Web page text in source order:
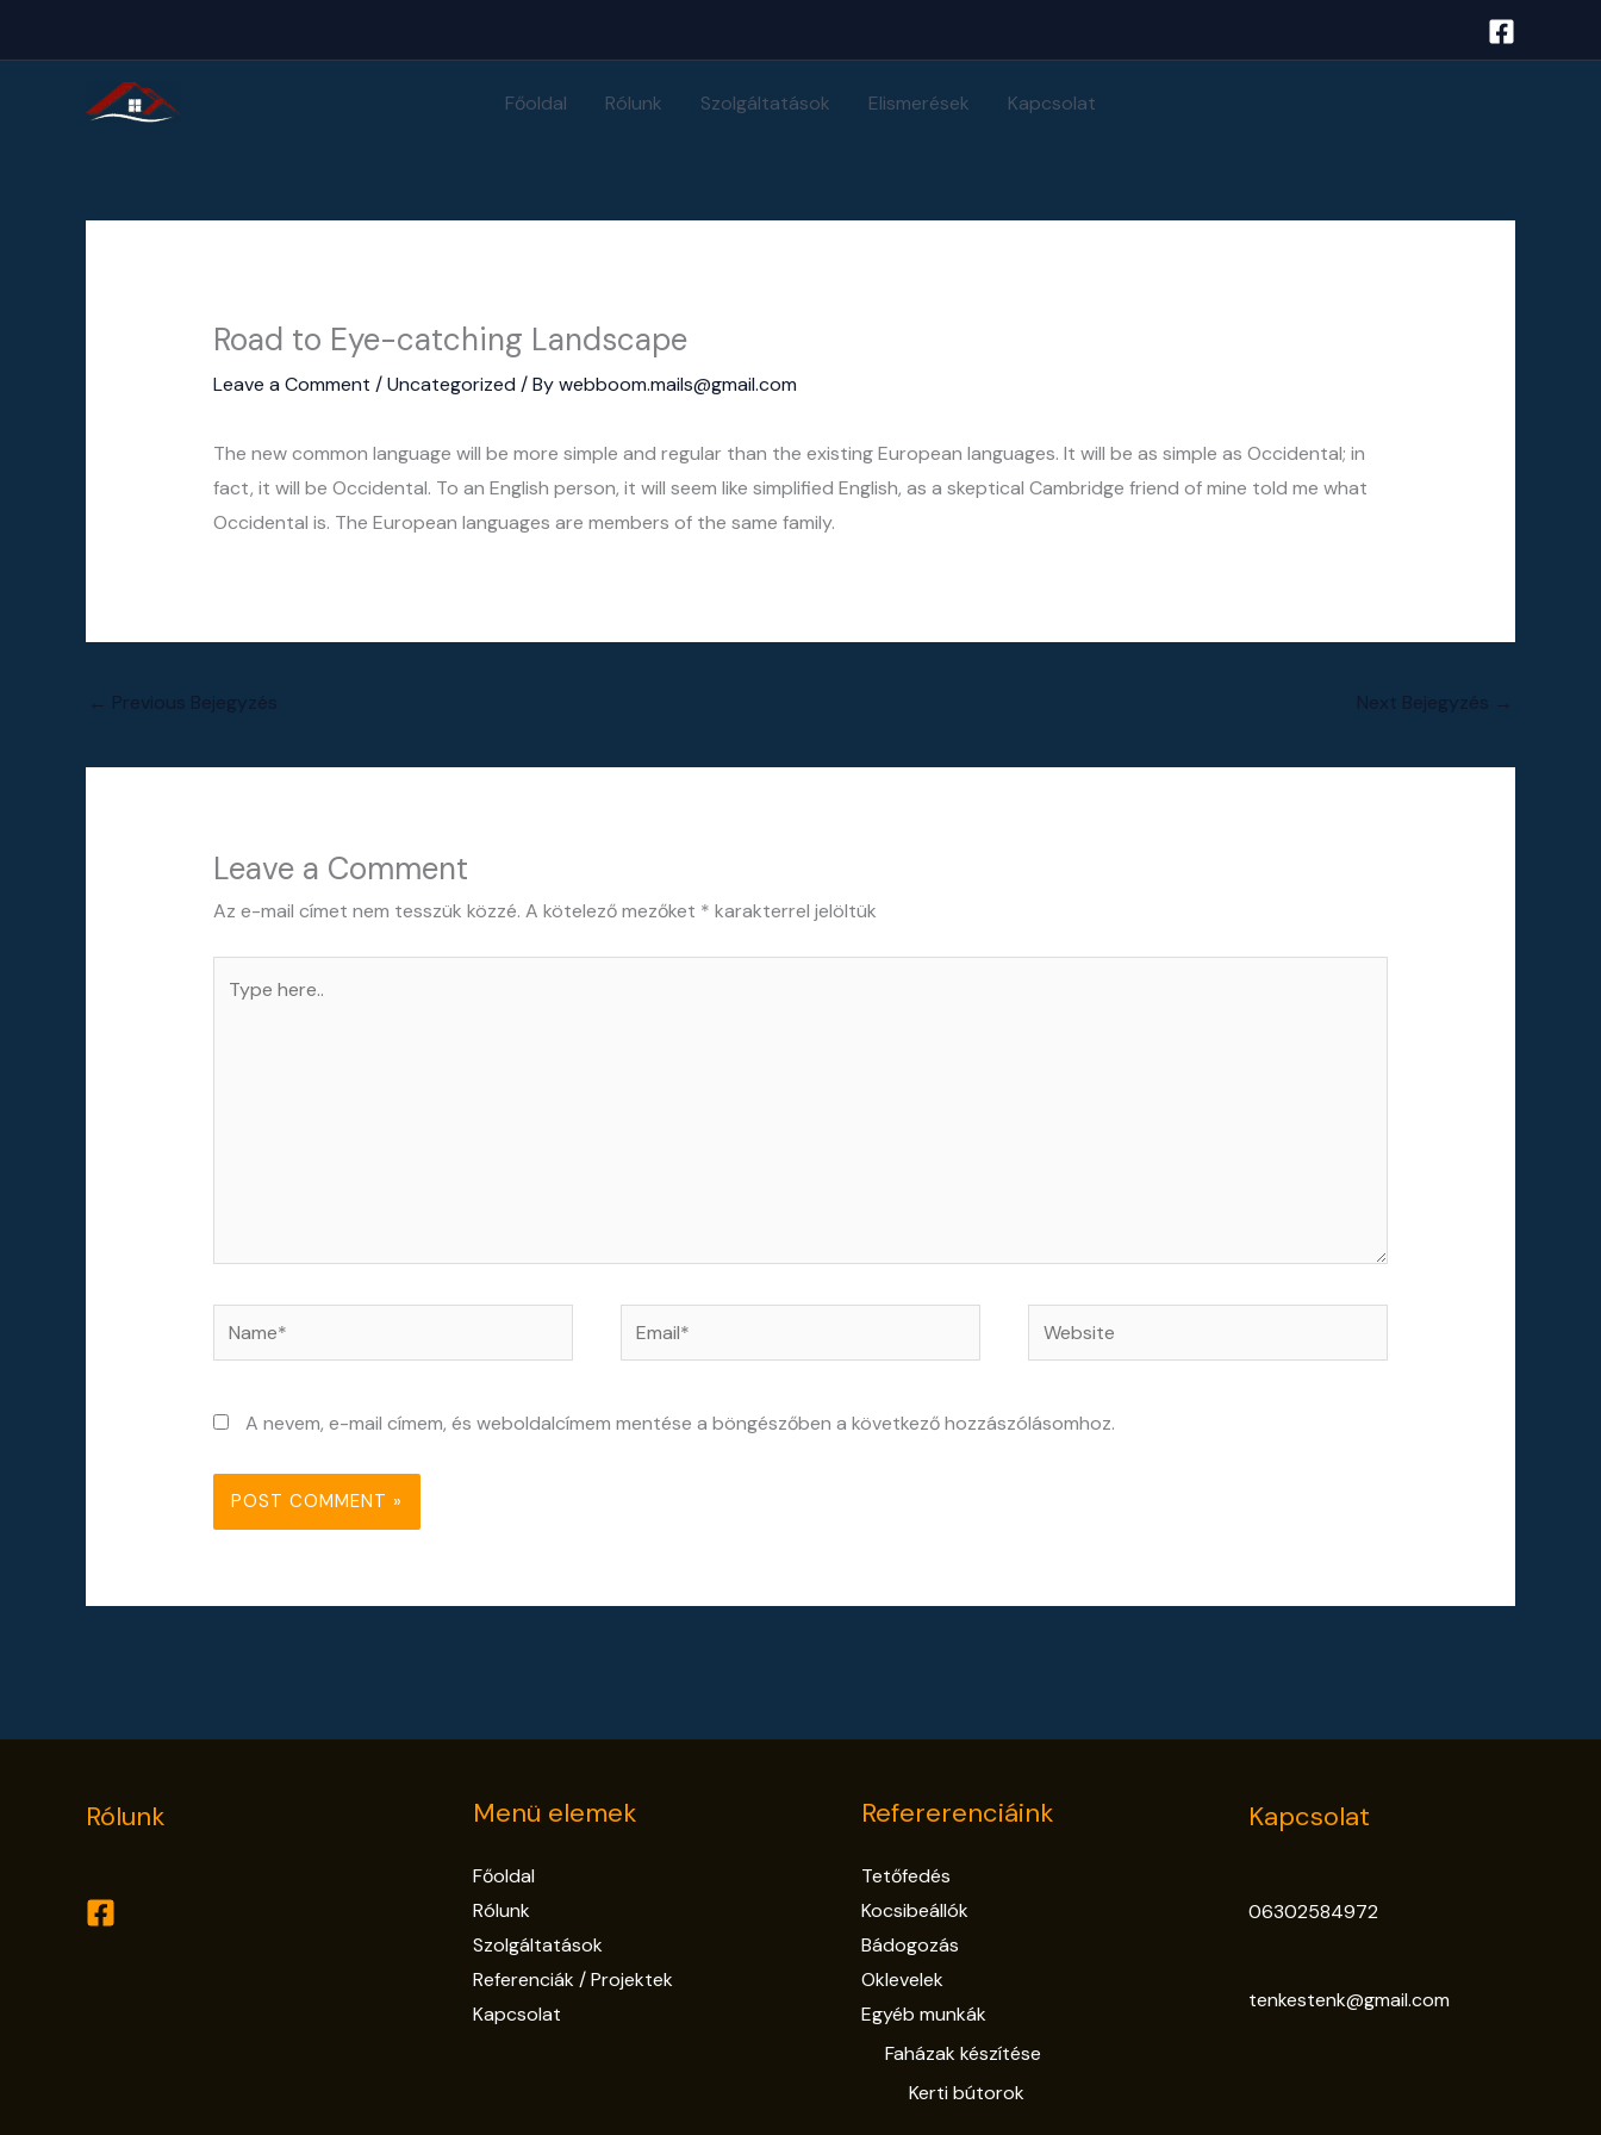
Főoldal Rólunk Szolgáltatások Elismerések Kapcsolat
Road to Eye-catching Landscape
Leave a Comment /Uncategorized / Bywebboom.mails@gmail.com
The new common language will be more simple and regular than the existing European languages. It will be as simple as Occidental; in
fact, it will be Occidental. To an English person, it will seem like simplified English, as a skeptical Cambridge friend of mine told me what
Occidental is. The European languages are members of the same family.
← Previous Bejegyzés Next Bejegyzés →
Leave a Comment
Az e-mail címet nem tesszük közzé. A kötelező mezőket * karakterrel jelöltük
here..
Name* Email* Website
A nevem, e-mail címem, és weboldalcímem mentése a böngészőben a következő hozzászólásomhoz.
Rólunk Menü elemek
Főoldal
Rólunk
Szolgáltatások
Referenciák / Projektek
Kapcsolat
Refererenciáink
Tetőfedés
Kocsibeállók
Bádogozás
Oklevelek
Egyéb munkák
Faházak készítése
Kerti bútorok
Kapcsolat
06302584972
tenkestenk@gmail.com